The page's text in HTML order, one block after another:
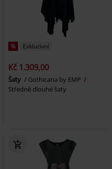
% Exkluzivní
Kč 1.309,00
Šaty
Gothicana by EMP
Středně dlouhé šaty